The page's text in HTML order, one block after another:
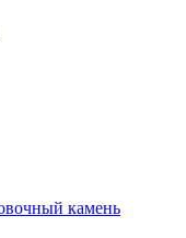
камень